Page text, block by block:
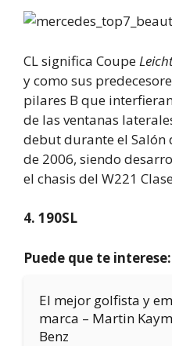
CL significa Coupe
y como sus
pilares B que
de las ventanas
debut durante el Salón
de 2006, siendo
el chasis del W221
4. 190SL
Puede que te interese:
El mejor golfista y
marca – Martin
Benz